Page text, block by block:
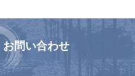
問い合わせ